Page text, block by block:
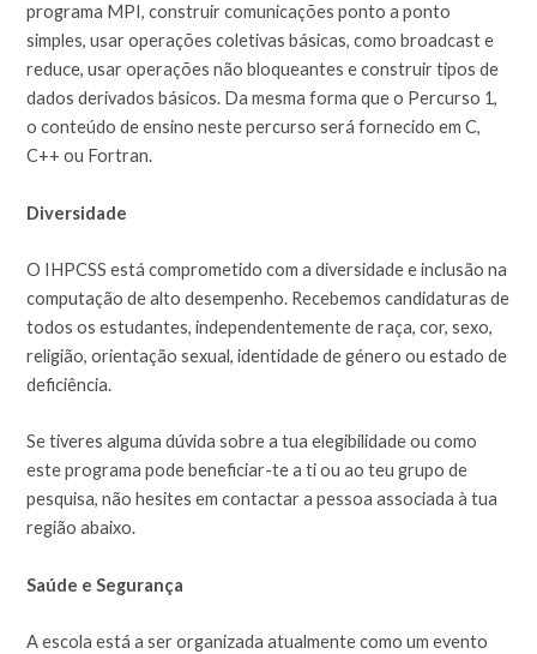
programa MPI, construir comunicações ponto a ponto
simples, usar operações coletivas básicas, como broadcast e
reduce, usar operações não bloqueantes e construir tipos de
dados derivados básicos. Da mesma forma que o Percurso 1,
o conteúdo de ensino neste percurso será fornecido em C,
C++ ou Fortran.
Diversidade
O IHPCSS está comprometido com a diversidade e inclusão na
computação de alto desempenho. Recebemos candidaturas de
todos os estudantes, independentemente de raça, cor, sexo,
religião, orientação sexual, identidade de género ou estado de
deficiência.
Se tiveres alguma dúvida sobre a tua elegibilidade ou como
este programa pode beneficiar-te a ti ou ao teu grupo de
pesquisa, não hesites em contactar a pessoa associada à tua
região abaixo.
Saúde e Segurança
A escola está a ser organizada atualmente como um evento